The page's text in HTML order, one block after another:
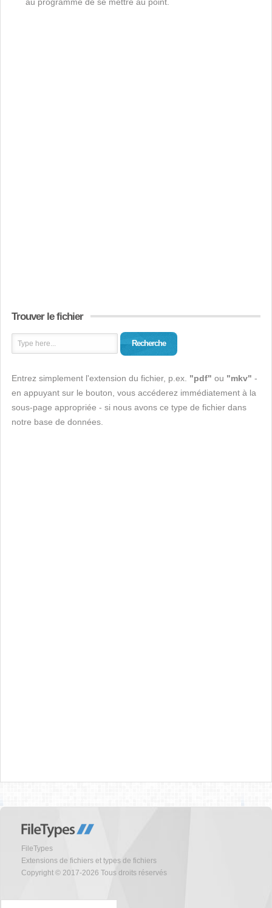
Trouver le fichier
Recherche
Entrez simplement l'extension du fichier, p.ex. "pdf" ou "mkv" -
en appuyant sur le bouton, vous accéderez immédiatement à la
sous-page appropriée - si nous avons ce type de fichier dans
notre base de données.
FileTypes
Extensions de fichiers et types de fichiers
Copyright © 2017-2026 Tous droits réservés